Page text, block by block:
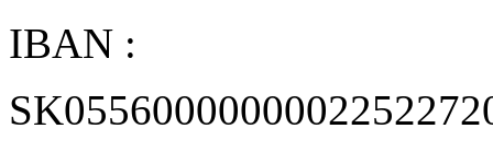
IBAN :